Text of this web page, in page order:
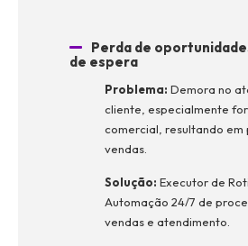
Perda de
de espera
Problema: Demora no
cliente, especialmente
comercial, resultando em
vendas.
Solução: Executor de
Automação 24/7 de
vendas e atendimento.